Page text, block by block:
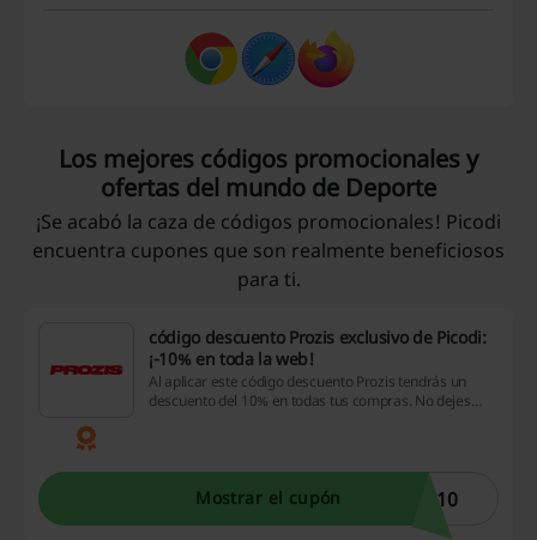
Los mejores códigos promocionales y
ofertas del mundo de Deporte
¡Se acabó la caza de códigos promocionales! Picodi
encuentra cupones que son realmente beneficiosos
para ti.
código descuento Prozis exclusivo de Picodi:
¡-10% en toda la web!
Al aplicar este código descuento Prozis tendrás un
descuento del 10% en todas tus compras. No dejes
Mostrar el cupón S10